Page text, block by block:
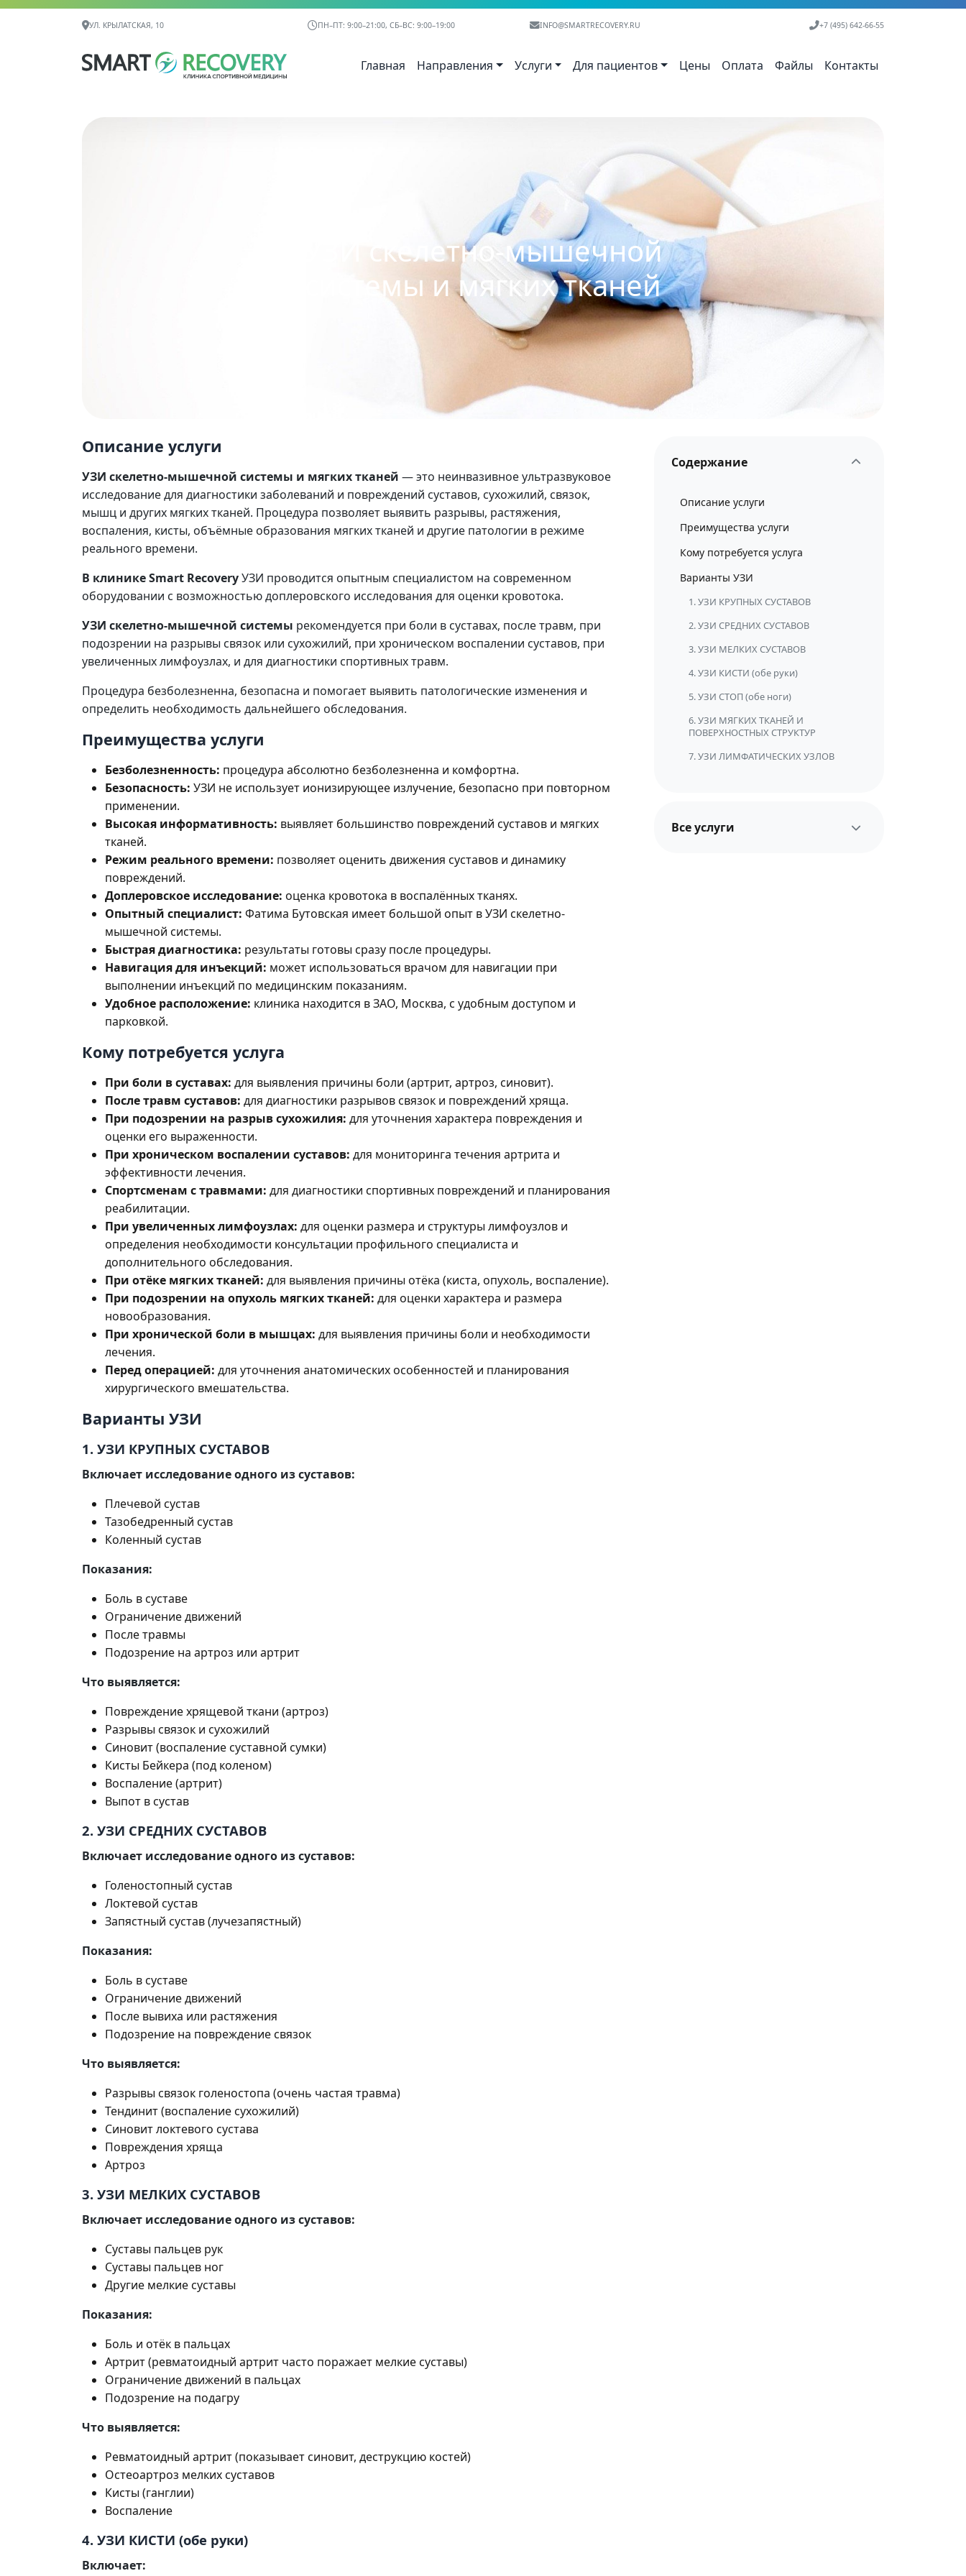
Контактная информация
УЛ. КРЫЛАТСКАЯ, 10 ПН–ПТ: 9:00–21:00, СБ–ВС: 9:00–19:00 INFO@SMARTRECOVERY.RU +7 (495) 642-66-55
Главная Направления Услуги Для пациентов Цены Оплата Файлы Контакты
УЗИ скелетно-мышечной
системы и мягких тканей
Описание услуги
УЗИ скелетно-мышечной системы и мягких тканей — это неинвазивное ультразвуковое
исследование для диагностики заболеваний и повреждений суставов, сухожилий, связок,
мышц и других мягких тканей. Процедура позволяет выявить разрывы, растяжения,
воспаления, кисты, объёмные образования мягких тканей и другие патологии в режиме
реального времени.
В клинике Smart RecoveryУЗИ проводится опытным специалистом на современном
оборудовании с возможностью доплеровского исследования для оценки кровотока.
УЗИ скелетно-мышечной системы рекомендуется при боли в суставах, после травм, при
подозрении на разрывы связок или сухожилий, при хроническом воспалении суставов, при
увеличенных лимфоузлах, и для диагностики спортивных травм.
Процедура безболезненна, безопасна и помогает выявить патологические изменения и
определить необходимость дальнейшего обследования.
Преимущества услуги
Безболезненность: процедура абсолютно безболезненна и комфортна.
Безопасность: УЗИ не использует ионизирующее излучение, безопасно при повторном
применении.
Высокая информативность: выявляет большинство повреждений суставов и мягких
тканей.
Режим реального времени: позволяет оценить движения суставов и динамику
повреждений.
Доплеровское исследование: оценка кровотока в воспалённых тканях.
Опытный специалист: Фатима Бутовская имеет большой опыт в УЗИ скелетно-
мышечной системы.
Быстрая диагностика: результаты готовы сразу после процедуры.
Навигация для инъекций: может использоваться врачом для навигации при
выполнении инъекций по медицинским показаниям.
Удобное расположение: клиника находится в ЗАО, Москва, с удобным доступом и
парковкой.
Кому потребуется услуга
При боли в суставах: для выявления причины боли (артрит, артроз, синовит).
После травм суставов: для диагностики разрывов связок и повреждений хряща.
При подозрении на разрыв сухожилия: для уточнения характера повреждения и
оценки его выраженности.
При хроническом воспалении суставов: для мониторинга течения артрита и
эффективности лечения.
Спортсменам с травмами: для диагностики спортивных повреждений и планирования
реабилитации.
При увеличенных лимфоузлах: для оценки размера и структуры лимфоузлов и
определения необходимости консультации профильного специалиста и
дополнительного обследования.
При отёке мягких тканей: для выявления причины отёка (киста, опухоль, воспаление).
При подозрении на опухоль мягких тканей: для оценки характера и размера
новообразования.
При хронической боли в мышцах: для выявления причины боли и необходимости
лечения.
Перед операцией: для уточнения анатомических особенностей и планирования
хирургического вмешательства.
Варианты УЗИ
1. УЗИ КРУПНЫХ СУСТАВОВ
Включает исследование одного из суставов:
Плечевой сустав
Тазобедренный сустав
Коленный сустав
Показания:
Боль в суставе
Ограничение движений
После травмы
Подозрение на артроз или артрит
Что выявляется:
Повреждение хрящевой ткани (артроз)
Разрывы связок и сухожилий
Синовит (воспаление суставной сумки)
Кисты Бейкера (под коленом)
Воспаление (артрит)
Выпот в сустав
2. УЗИ СРЕДНИХ СУСТАВОВ
Включает исследование одного из суставов:
Голеностопный сустав
Локтевой сустав
Запястный сустав (лучезапястный)
Показания:
Боль в суставе
Ограничение движений
После вывиха или растяжения
Подозрение на повреждение связок
Что выявляется:
Разрывы связок голеностопа (очень частая травма)
Тендинит (воспаление сухожилий)
Синовит локтевого сустава
Повреждения хряща
Артроз
3. УЗИ МЕЛКИХ СУСТАВОВ
Включает исследование одного из суставов:
Суставы пальцев рук
Суставы пальцев ног
Другие мелкие суставы
Показания:
Боль и отёк в пальцах
Артрит (ревматоидный артрит часто поражает мелкие суставы)
Ограничение движений в пальцах
Подозрение на подагру
Что выявляется:
Ревматоидный артрит (показывает синовит, деструкцию костей)
Остеоартроз мелких суставов
Кисты (ганглии)
Воспаление
4. УЗИ КИСТИ (обе руки)
Включает:
Содержание
Описание услуги
Преимущества услуги
Кому потребуется услуга
Варианты УЗИ
1. УЗИ КРУПНЫХ СУСТАВОВ
2. УЗИ СРЕДНИХ СУСТАВОВ
3. УЗИ МЕЛКИХ СУСТАВОВ
4. УЗИ КИСТИ (обе руки)
5. УЗИ СТОП (обе ноги)
6. УЗИ МЯГКИХ ТКАНЕЙ И
ПОВЕРХНОСТНЫХ СТРУКТУР
7. УЗИ ЛИМФАТИЧЕСКИХ УЗЛОВ
УЗИ голеностопного сустава
Все услуги